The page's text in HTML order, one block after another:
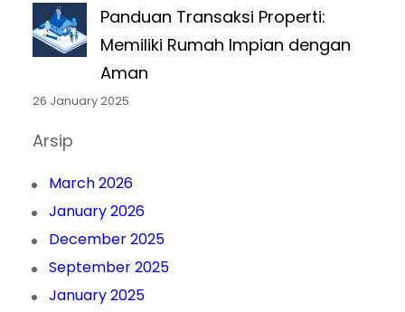
Panduan Transaksi Properti:
Memiliki Rumah Impian dengan
Aman
26 January 2025
Arsip
March 2026
January 2026
December 2025
September 2025
January 2025